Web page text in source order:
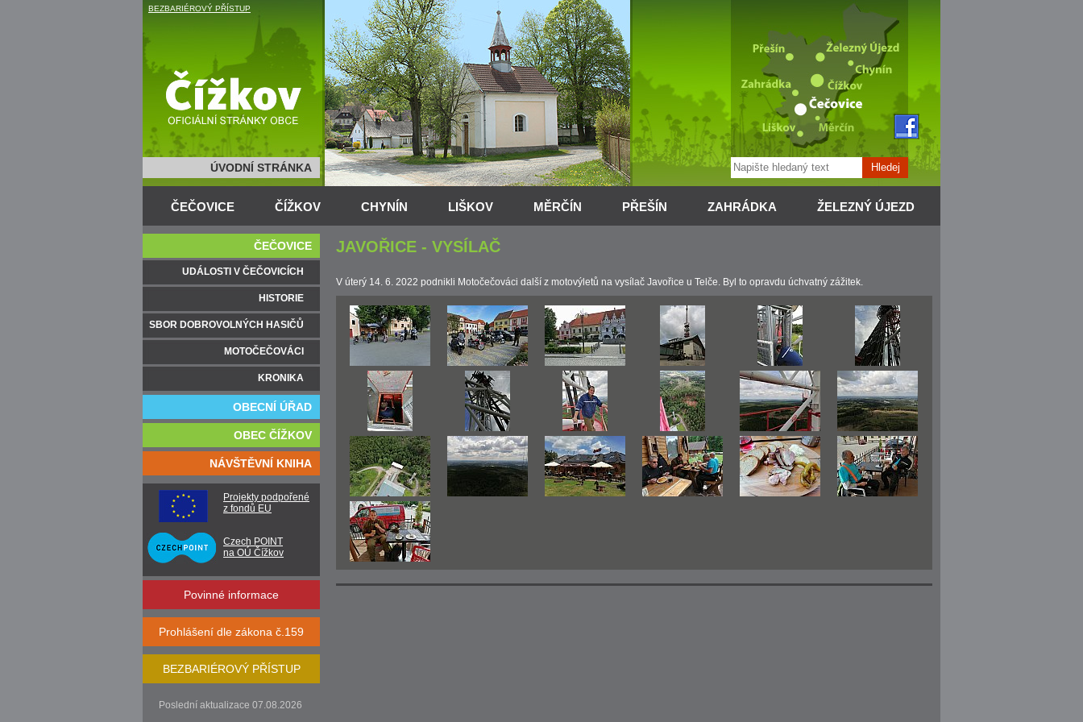
BEZBARIÉROVÝ PŘÍSTUP
Hledej
ÚVODNÍ STRÁNKA
ČEČOVICE ČÍŽKOV CHYNÍN LIŠKOV MĚRČÍN PŘEŠÍN ZAHRÁDKA ŽELEZNÝ ÚJEZD
JAVOŘICE - VYSÍLAČ
V úterý 14. 6. 2022 podnikli Motočečováci další z motovýletů na vysílač Javořice u Telče. Byl to opravdu úchvatný zážitek.
ČEČOVICE
UDÁLOSTI V ČEČOVICÍCH
HISTORIE
SBOR DOBROVOLNÝCH HASIČŮ
MOTOČEČOVÁCI
KRONIKA
OBECNÍ ÚŘAD
OBEC ČÍŽKOV
NÁVŠTĚVNÍ KNIHA
Projekty podpořené
z fondů EU
Czech POINT
na OÚ Čížkov
Povinné informace
Prohlášení dle zákona č.159
BEZBARIÉROVÝ PŘÍSTUP
Poslední aktualizace 07.08.2026